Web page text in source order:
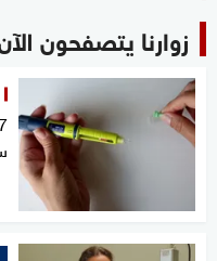
زوارنا يتصفحون